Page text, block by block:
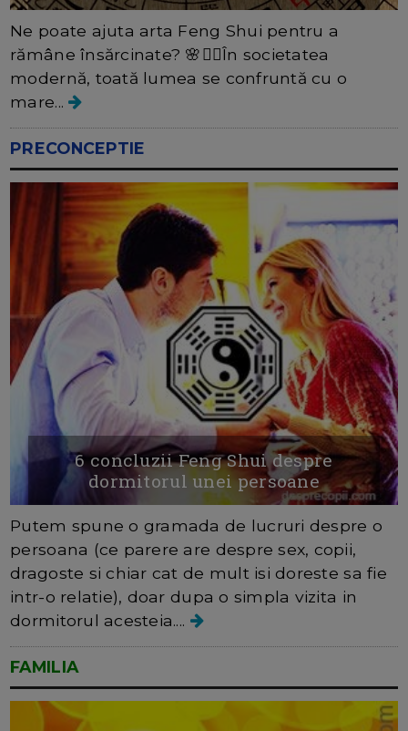
Ne poate ajuta arta Feng Shui pentru a
rămâne însărcinate? 🌸🧘‍♀️În societatea
modernă, toată lumea se confruntă cu o
mare...
PRECONCEPTIE
6 concluzii Feng Shui despre
dormitorul unei persoane
Putem spune o gramada de lucruri despre o
persoana (ce parere are despre sex, copii,
dragoste si chiar cat de mult isi doreste sa fie
intr-o relatie), doar dupa o simpla vizita in
dormitorul acesteia....
FAMILIA